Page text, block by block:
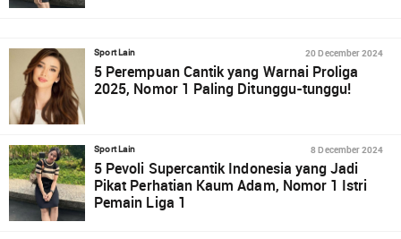
Sport Lain 20 December 2024
5 Perempuan Cantik yang Warnai Proliga
2025, Nomor 1 Paling Ditunggu-tunggu!
Sport Lain 8 December 2024
5 Pevoli Supercantik Indonesia yang Jadi
Pikat Perhatian Kaum Adam, Nomor 1 Istri
Pemain Liga 1